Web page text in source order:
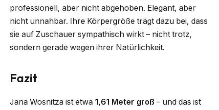
professionell, aber nicht abgehoben. Elegant, aber
nicht unnahbar. Ihre Körpergröße trägt dazu bei, dass
sie auf Zuschauer sympathisch wirkt – nicht trotz,
sondern gerade wegen ihrer Natürlichkeit.
Fazit
Jana Wosnitza ist etwa 1,61 Meter groß – und das ist